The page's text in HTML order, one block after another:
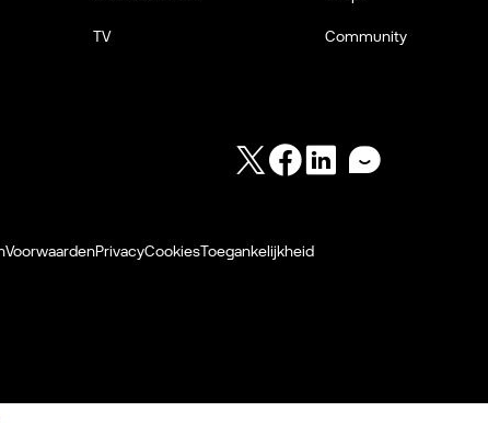
TV Community
TwitterFacebookLinkedIn
VoorwaardenPrivacyCookiesToegankelijkheid